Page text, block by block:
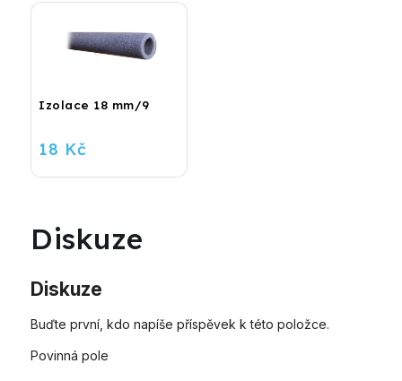
Izolace 18 mm/9
18 Kč
Diskuze
Buďte první, kdo napíše příspěvek k této položce.
Povinná pole